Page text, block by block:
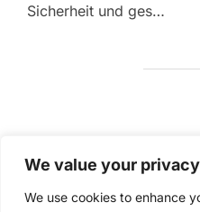
We value your privacy
We use cookies to enhance
Sicherheit und ges…